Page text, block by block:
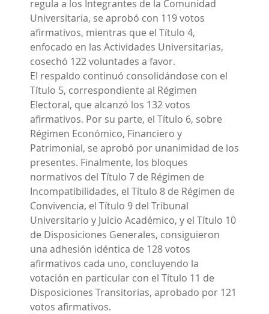
regula a los Integrantes de la Comunidad
Universitaria, se aprobó con 119 votos
afirmativos, mientras que el Título 4,
enfocado en las Actividades Universitarias,
cosechó 122 voluntades a favor.
El respaldo continuó consolidándose con el
Título 5, correspondiente al Régimen
Electoral, que alcanzó los 132 votos
afirmativos. Por su parte, el Título 6, sobre
Régimen Económico, Financiero y
Patrimonial, se aprobó por unanimidad de los
presentes. Finalmente, los bloques
normativos del Título 7 de Régimen de
Incompatibilidades, el Título 8 de Régimen de
Convivencia, el Título 9 del Tribunal
Universitario y Juicio Académico, y el Título 10
de Disposiciones Generales, consiguieron
una adhesión idéntica de 128 votos
afirmativos cada uno, concluyendo la
votación en particular con el Título 11 de
Disposiciones Transitorias, aprobado por 121
votos afirmativos.